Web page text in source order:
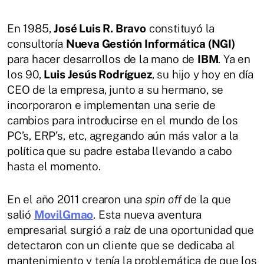
En 1985,José Luis R. Bravoconstituyó la
consultoría Nueva Gestión Informática (NGI)
para hacer desarrollos de la mano de IBM. Ya en
los 90, Luis Jesús Rodríguez, su hijo y hoy en día
CEO de la empresa, junto a su hermano, se
incorporaron e implementan una serie de
cambios para introducirse en el mundo de los
PC’s, ERP’s, etc, agregando aún más valor a la
política que su padre estaba llevando a cabo
hasta el momento.
En el año 2011 crearon una spin offde la que
salió MovilGmao. Esta nueva aventura
empresarial surgió a raíz de una oportunidad que
detectaron con un cliente que se dedicaba al
mantenimiento y tenía la problemática de que los